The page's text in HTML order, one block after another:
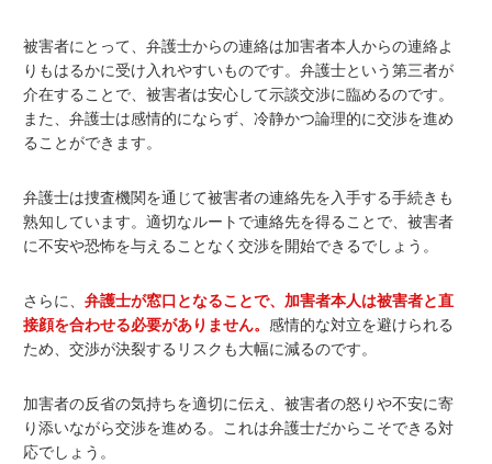
被害者にとって、弁護士からの連絡は加害者本人からの連絡よ
りもはるかに受け入れやすいものです。弁護士という第三者が
介在することで、被害者は安心して示談交渉に臨めるのです。
また、弁護士は感情的にならず、冷静かつ論理的に交渉を進め
ることができます。
弁護士は捜査機関を通じて被害者の連絡先を入手する手続きも
熟知しています。適切なルートで連絡先を得ることで、被害者
に不安や恐怖を与えることなく交渉を開始できるでしょう。
さらに、弁護士が窓口となることで、加害者本人は被害者と直
接顔を合わせる必要がありません。感情的な対立を避けられる
ため、交渉が決裂するリスクも大幅に減るのです。
加害者の反省の気持ちを適切に伝え、被害者の怒りや不安に寄
り添いながら交渉を進める。これは弁護士だからこそできる対
応でしょう。